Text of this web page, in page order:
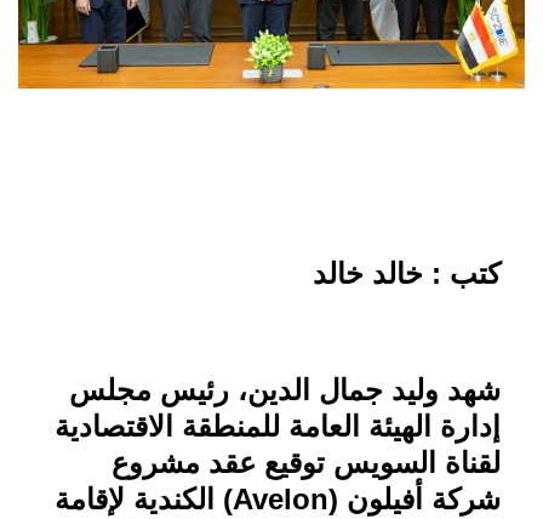
كتب : خالد خالد
شهد وليد جمال الدين، رئيس مجلس
إدارة الهيئة العامة للمنطقة الاقتصادية
لقناة السويس توقيع عقد مشروع
شركة أفيلون (Avelon) الكندية لإقامة